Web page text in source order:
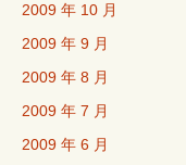
2009 年 10 月
2009 年 9 月
2009 年 8 月
2009 年 7 月
2009 年 6 月